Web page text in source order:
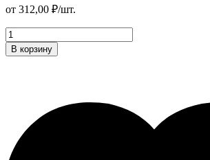
от 312,00 ₽/шт.
Стяжка
металлическая
39
Количество
В корзину